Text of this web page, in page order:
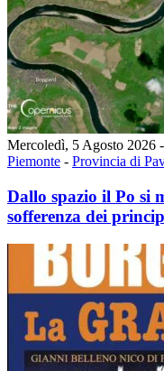
Mercoledì, 5 Agosto 2026
Piemonte - Provincia di
Dallo spazio il Po si
sofferenza dei